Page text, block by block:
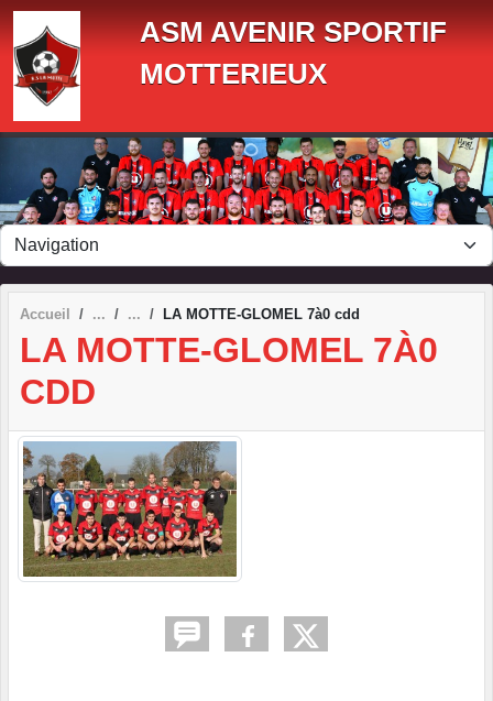
ASM AVENIR SPORTIF
MOTTERIEUX
Accueil LA MOTTE-GLOMEL 7à0 cdd
LA MOTTE-GLOMEL 7À0
CDD
Panneau de gestion des cookies